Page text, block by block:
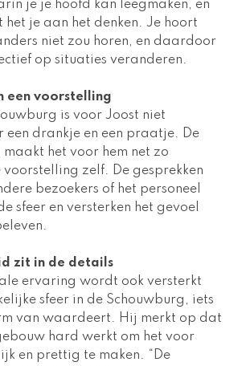
je je hoofd kan leegmaken, en
het je aan het denken. Je hoort
niet zou horen, en daardoor
op situaties veranderen.
een voorstelling
is voor Joost niet
een drankje en een praatje. De
het voor hem net zo
zelf. De gesprekken
bezoekers of het personeel
sfeer en versterken het gevoel
zit in de details
ervaring wordt ook versterkt
sfeer in de Schouwburg, iets
van waardeert. Hij merkt op dat
hard werkt om het voor
en prettig te maken. “De